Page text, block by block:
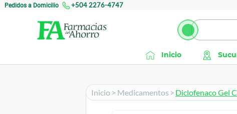
Pedidos a Domicilio +504 2276-4747
Inicio
Inicio > Medicamentos > Diclofenaco Gel